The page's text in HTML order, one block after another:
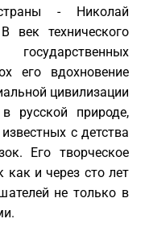
- Николай
век технического
его вдохновение
цивилизации
русской природе,
с детства
Его творческое
как и через сто лет
не только в